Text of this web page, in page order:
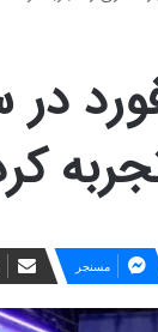
مسنجر